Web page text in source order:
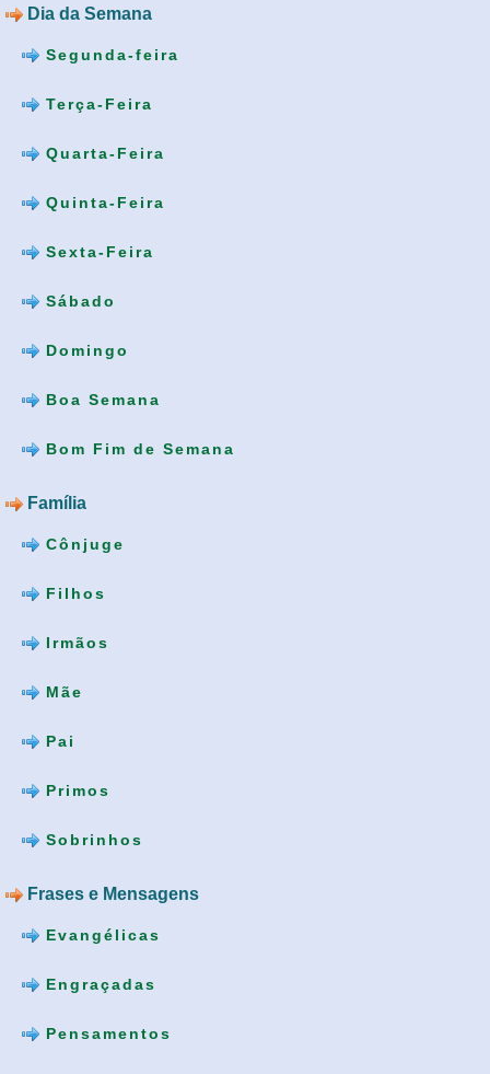
Dia da Semana
Segunda-feira
Terça-Feira
Quarta-Feira
Quinta-Feira
Sexta-Feira
Sábado
Domingo
Boa Semana
Bom Fim de Semana
Família
Cônjuge
Filhos
Irmãos
Mãe
Pai
Primos
Sobrinhos
Frases e Mensagens
Evangélicas
Engraçadas
Pensamentos